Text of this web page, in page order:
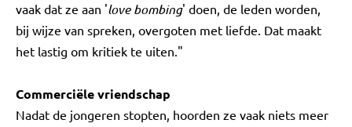
vaak dat ze aan 'love bombing' doen, de leden worden,
bij wijze van spreken, overgoten met liefde. Dat maakt
het lastig om kritiek te uiten."
Commerciële vriendschap
Nadat de jongeren stopten, hoorden ze vaak niets meer